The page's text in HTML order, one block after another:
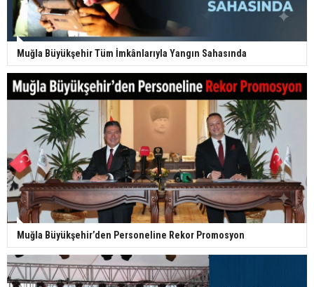
Muğla Büyükşehir Tüm İmkânlarıyla Yangın Sahasında
Muğla Büyükşehir’den Personeline Rekor Promosyon